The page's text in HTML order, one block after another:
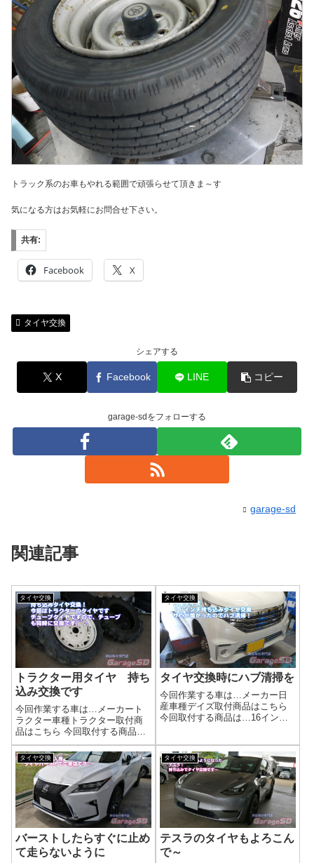
トラック系のお車もやれる範囲で頑張らせて頂きま～す
気になる方はお気軽にお問合せ下さい。
共有:
Facebook X
タイヤ交換
シェアする
X Facebook LINE コピー
garage-sdをフォローする
garage-sd
関連記事
タイヤ交換
トラクター用タイヤ 持ち
込み交換です
今回作業する車は…メーカート
ラクター車種トラクター取付商
品はこちら 今回取付する商品
は…トラクタ―用タイヤです作
業写真今まで頼んでいた業者よ
り安く済んで助かると言っても
らえました。タイヤ交換の工賃
は？下記リンクで工賃検索でき
ます(^^)/タ...
タイヤ交換
タイヤ交換時にハブ清掃を
今回作業する車は…メーカー日
産車種デイズ取付商品はこちら
今回取付する商品は…16イン
着してしまっている時もあり、
タイヤ屋泣かせです…ハブがキ
レイだとホイールセンターが出
やすくなるので...
タイヤ交換
バーストしたらすぐに止め
て走らないように
タイヤ交換
テスラのタイヤもよろこん
で～